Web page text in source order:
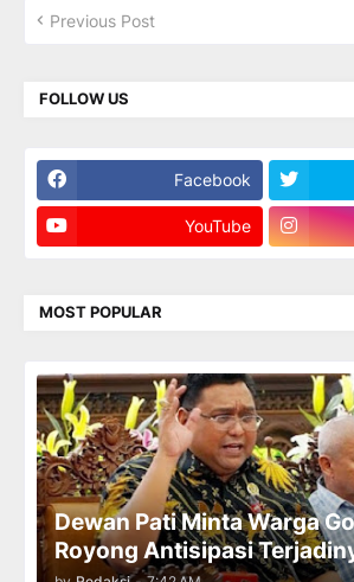
Previous Post
FOLLOW US
Facebook
YouTube
MOST POPULAR
Dewan Pati Minta Warga
Royong Antisipasi